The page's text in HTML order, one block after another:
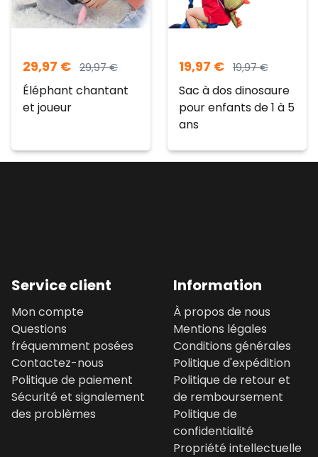
29,97 € 29,97€
Éléphant chantant
et joueur
19,97 € 19,97€
Sac à dos dinosaure
pour enfants de 1 à 5
ans
Service client
Mon compte
Questions
fréquemment posées
Contactez-nous
Politique de paiement
Sécurité et signalement
des problèmes
Information
À propos de nous
Mentions légales
Conditions générales
Politique d'expédition
Politique de retour et
de remboursement
Politique de
confidentialité
Propriété intellectuelle